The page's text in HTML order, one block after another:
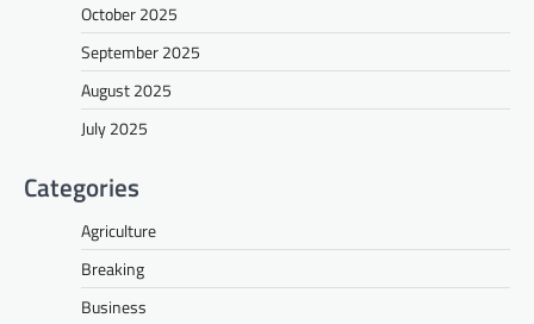
October 2025
September 2025
August 2025
July 2025
Categories
Agriculture
Breaking
Business